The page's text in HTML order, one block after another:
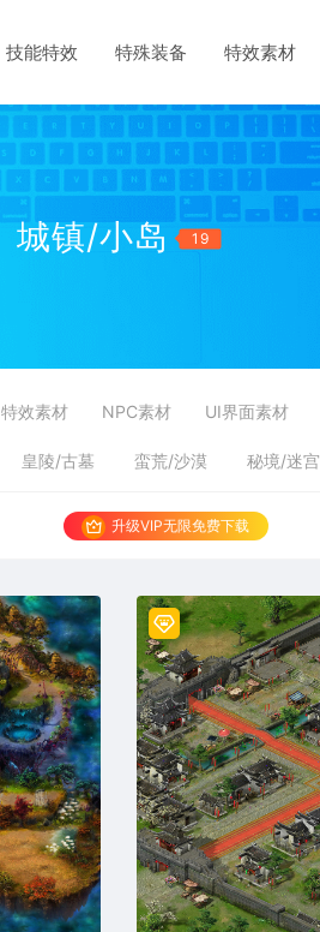
技能特效 特殊装备 特效素材
城镇/小岛 19
特效素材 NPC素材 UI界面素材
皇陵/古墓 蛮荒/沙漠 秘境/迷宫
升级VIP无限免费下载